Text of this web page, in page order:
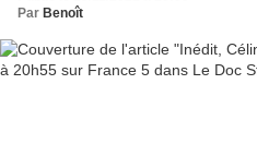
Par Benoît